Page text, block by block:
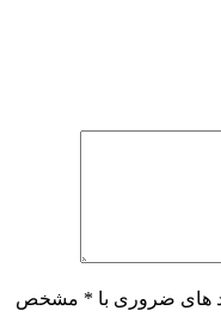
های ضروری با * مشخص